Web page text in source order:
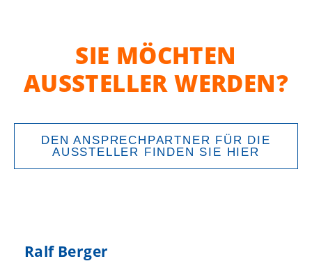
SIE MÖCHTEN
AUSSTELLER WERDEN?
DEN ANSPRECHPARTNER FÜR DIE
AUSSTELLER FINDEN SIE HIER
Ralf Berger